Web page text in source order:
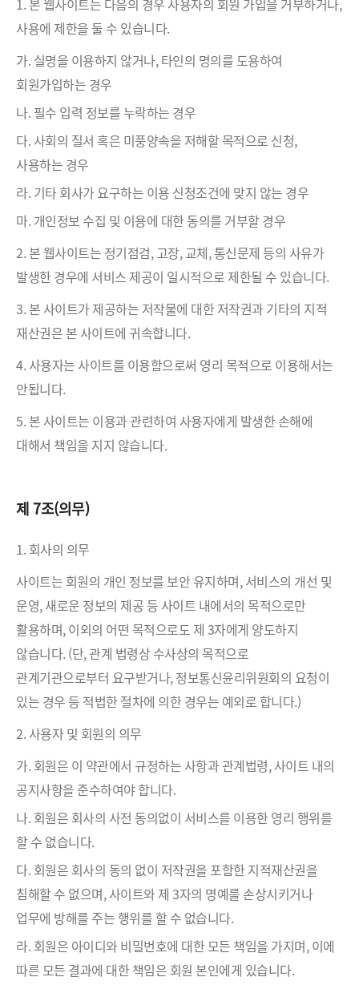
1. 본 웹사이트는 다음의 경우 사용자의 회원 가입을 거부하거나,
사용에 제한을 둘 수 있습니다.
가. 실명을 이용하지 않거나, 타인의 명의를 도용하여
회원가입하는 경우
나. 필수 입력 정보를 누락하는 경우
다. 사회의 질서 혹은 미풍양속을 저해할 목적으로 신청,
사용하는 경우
라. 기타 회사가 요구하는 이용 신청조건에 맞지 않는 경우
마. 개인정보 수집 및 이용에 대한 동의를 거부할 경우
2. 본 웹사이트는 정기점검, 고장, 교체, 통신문제 등의 사유가
발생한 경우에 서비스 제공이 일시적으로 제한될 수 있습니다.
3. 본 사이트가 제공하는 저작물에 대한 저작권과 기타의 지적
재산권은 본 사이트에 귀속합니다.
4. 사용자는 사이트를 이용함으로써 영리 목적으로 이용해서는
안됩니다.
5. 본 사이트는 이용과 관련하여 사용자에게 발생한 손해에
대해서 책임을 지지 않습니다.
제 7조(의무)
1. 회사의 의무
사이트는 회원의 개인 정보를 보안 유지하며, 서비스의 개선 및
운영, 새로운 정보의 제공 등 사이트 내에서의 목적으로만
활용하며, 이외의 어떤 목적으로도 제 3자에게 양도하지
않습니다. (단, 관계 법령상 수사상의 목적으로
관계기관으로부터 요구받거나, 정보통신윤리위원회의 요청이
있는 경우 등 적법한 절차에 의한 경우는 예외로 합니다.)
2. 사용자 및 회원의 의무
가. 회원은 이 약관에서 규정하는 사항과 관계법령, 사이트 내의
공지사항을 준수하여야 합니다.
나. 회원은 회사의 사전 동의없이 서비스를 이용한 영리 행위를
할 수 없습니다.
다. 회원은 회사의 동의 없이 저작권을 포함한 지적재산권을
침해할 수 없으며, 사이트와 제 3자의 명예를 손상시키거나
업무에 방해를 주는 행위를 할 수 없습니다.
라. 회원은 아이디와 비밀번호에 대한 모든 책임을 가지며, 이에
따른 모든 결과에 대한 책임은 회원 본인에게 있습니다.